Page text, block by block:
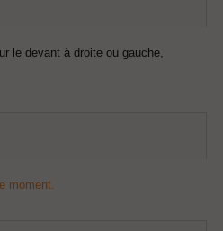
le devant à droite ou gauche,
moment.